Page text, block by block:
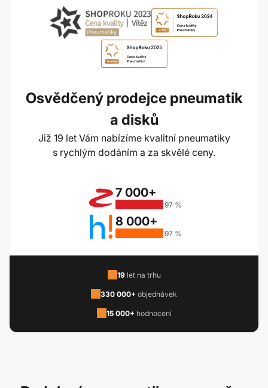
Osvědčený prodejce pneumatik
a disků
Již 19 let Vám nabízíme kvalitní pneumatiky
s rychlým dodáním a za skvělé ceny.
7 000+
97 %
8 000+
97 %
19let na trhu
330 000+ objednávek
15 000+ hodnocení